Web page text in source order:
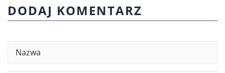
DODAJ KOMENTARZ